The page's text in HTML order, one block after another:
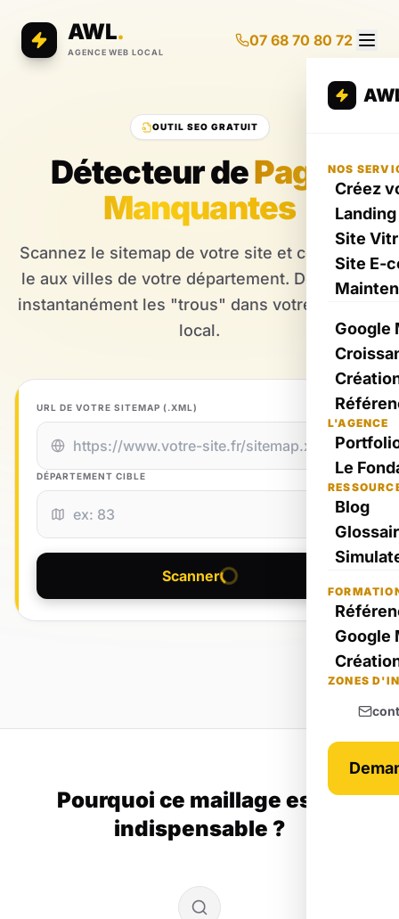
AWL.
AGENCE WEB LOCAL
07 68 70 80 72
NOS
Créez
Site
Site E-
Google
L'AGENCE
Le
Blog
Google
ZONES
OUTIL SEO GRATUIT
Détecteur dePages
Manquantes
Scannez le sitemap de votre site et comparez-
le aux villes de votre département. Découvrez
instantanément les "trous" dans votre maillage
local.
URL DE VOTRE SITEMAP (.XML)
DÉPARTEMENT CIBLE
Scanner
Pourquoi ce maillage est-il
indispensable ?